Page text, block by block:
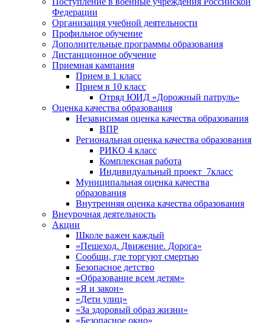
Федерации
Организация учебной деятельности
Профильное обучение
Дополнительные программы образования
Дистанционное обучение
Приемная кампания
Прием в 1 класс
Прием в 10 класс
Отряд ЮИД «Дорожный патруль»
Оценка качества образования
Независимая оценка качества образования
ВПР
Региональная оценка качества образования
РИКО 4 класс
Комплексная работа
Индивидуальный проект_7класс
Муниципальная оценка качества
образования
Внутренняя оценка качества образования
Внеурочная деятельность
Акции
Школе важен каждый
«Пешеход. Движение. Дорога»
Сообщи, где торгуют смертью
Безопасное детство
«Образование всем детям»
«Я и закон»
«Дети улиц»
«За здоровый образ жизни»
«Безопасное окно»